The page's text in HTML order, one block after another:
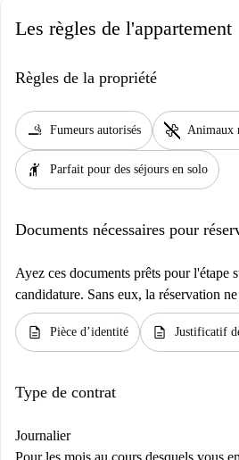
Les règles de l'appartement
Règles de la propriété
smoking_rooms Fumeurs autorisés pet_supplies Animaux
hail Parfait pour des séjours en solo
Documents nécessaires pour
Ayez ces documents prêts pour l'étape
candidature. Sans eux, la réservation
description Pièce d’identité description Justificatif
Type de contrat
Journalier
Pour les mois au cours desquels vous